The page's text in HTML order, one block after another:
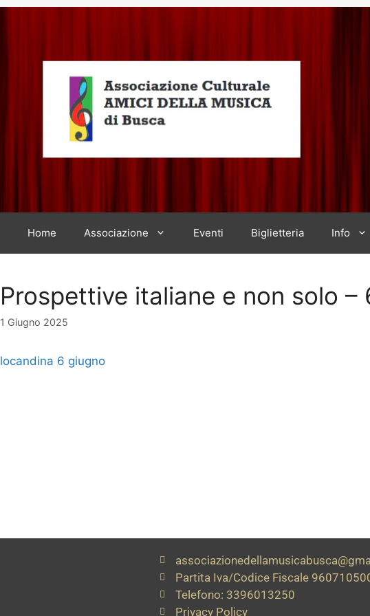
Home Associazione Eventi Biglietteria Info
Prospettive italiane e non solo –
1 Giugno 2025
locandina 6 giugno
Partita Iva/Codice Fiscale
Telefono: 3396013250
Privacy Policy